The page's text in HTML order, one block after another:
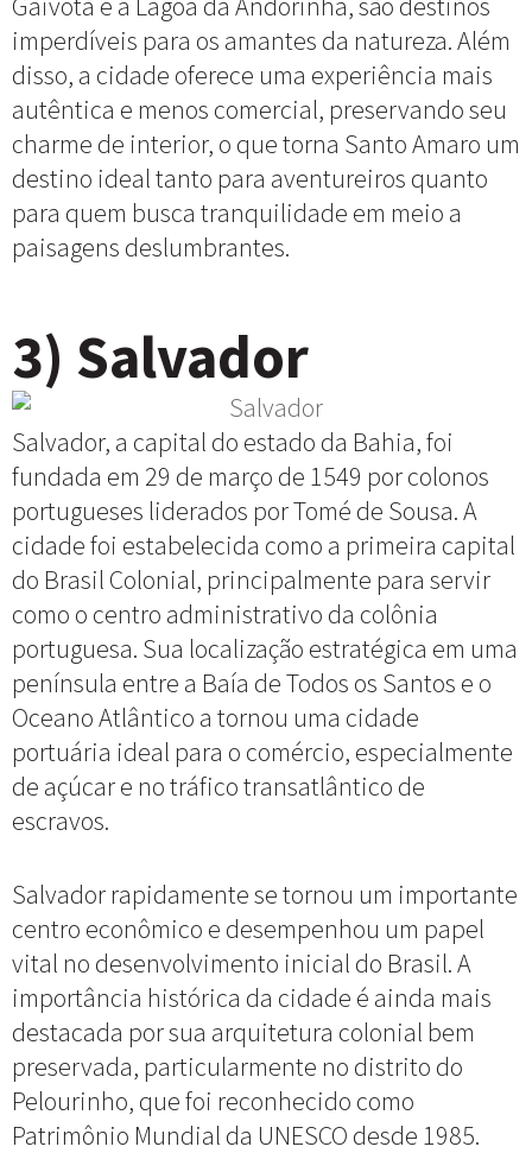
imperdíveis para os amantes da natureza. Além
disso, a cidade oferece uma experiência mais
autêntica e menos comercial, preservando seu
charme de interior, o que torna Santo Amaro um
destino ideal tanto para aventureiros quanto
para quem busca tranquilidade em meio a
paisagens deslumbrantes.
3) Salvador
Salvador, a capital do estado da Bahia, foi
fundada em 29 de março de 1549 por colonos
portugueses liderados por Tomé de Sousa. A
cidade foi estabelecida como a primeira capital
do Brasil Colonial, principalmente para servir
como o centro administrativo da colônia
portuguesa. Sua localização estratégica em uma
península entre a Baía de Todos os Santos e o
Oceano Atlântico a tornou uma cidade
portuária ideal para o comércio, especialmente
de açúcar e no tráfico transatlântico de
escravos.
Salvador rapidamente se tornou um importante
centro econômico e desempenhou um papel
vital no desenvolvimento inicial do Brasil. A
importância histórica da cidade é ainda mais
destacada por sua arquitetura colonial bem
preservada, particularmente no distrito do
Pelourinho, que foi reconhecido como
Patrimônio Mundial da UNESCO desde 1985.